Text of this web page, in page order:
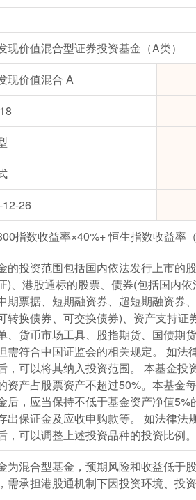
现价值混合型证券投资基金（A类）
现价值混合 A
26
指数收益率×40%+ 恒生指数收益率
的投资范围包括国内依法发行上市的
)、港股通标的股票、债券(包括国内
期票据、短期融资券、超短期融资券
转换债券、可交换债券)、资产支持
、货币市场工具、股指期货、国债期
需符合中国证监会的相关规定。 如法
，可以将其纳入投资范围。 本基金
资产占股票资产不超过50%。本基金
后，应当保持不低于基金资产净值
出保证金及应收申购款等。 如法律法
，可以调整上述投资品种的投资比例。
为混合型基金，预期风险和收益低于
需承担港股通机制下因投资环境、投